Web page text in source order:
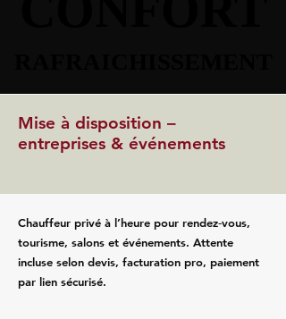
Mise à disposition –
entreprises & événements
Chauffeur privé à l’heure pour rendez‑vous,
tourisme, salons et événements. Attente
incluse selon devis, facturation pro, paiement
par lien sécurisé.